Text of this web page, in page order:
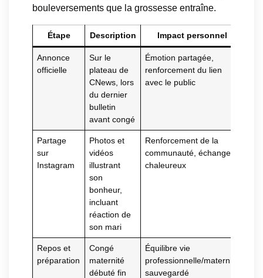
bouleversements que la grossesse entraîne.
Étape Description Impact personnel
Annonce
officielle
Sur le
plateau de
CNews, lors
du dernier
bulletin
avant congé
Émotion partagée,
renforcement du lien
avec le public
Partage
sur
Instagram
Photos et
vidéos
illustrant
son
bonheur,
incluant
réaction de
son mari
Renforcement de la
communauté, échanges
chaleureux
Repos et
préparation
Congé
maternité
débuté fin
Équilibre vie
professionnelle/maternité
sauvegardé